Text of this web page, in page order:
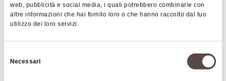
web, pubblicità e social media, i quali potrebbero combinarle con
altre informazioni che hai fornito loro o che hanno raccolto dal tuo
utilizzo dei loro servizi.
delNecessari
contributors © CARTO